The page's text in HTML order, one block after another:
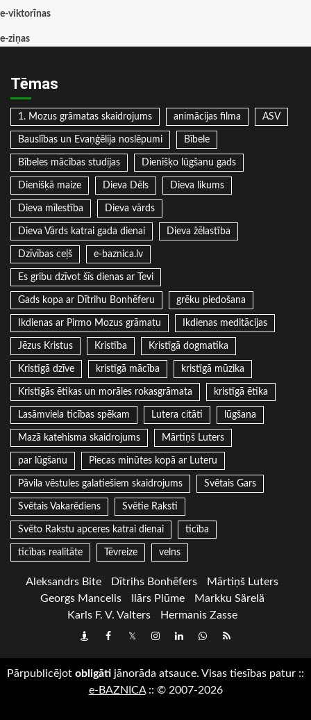
e-viktorīnas
e-ziņas
Tēmas
1. Mozus grāmatas skaidrojums animācijas filma ASV
Bauslības un Evaņģēlija noslēpumi Bībele
Bībeles mācības studijas Dienišķo lūgšanu gads
Dienišķā maize Dieva Dēls Dieva likums
Dieva mīlestība Dieva vārds
Dieva Vārds katrai gada dienai Dieva žēlastība
Dzīvības ceļš e-baznica.lv
Es gribu dzīvot šīs dienas ar Tevi
Gads kopa ar Dītrihu Bonhēferu grēku piedošana
Ikdienas ar Pirmo Mozus grāmatu Ikdienas meditācijas
Jēzus Kristus Kristība Kristīgā dogmatika
Kristīgā dzīve kristīgā mācība kristīgā mūzika
Kristīgās ētikas un morāles rokasgrāmata kristīgā ētika
Lasāmviela ticības spēkam Lutera citāti lūgšana
Mazā katehisma skaidrojums Mārtiņš Luters
par lūgšanu Piecas minūtes kopā ar Luteru
Pāvila vēstules galatiešiem skaidrojums Svētais Gars
Svētais Vakarēdiens Svētie Raksti
Svēto Rakstu apceres katrai dienai ticība
ticības realitāte Tēvreize velns
Aleksandrs Bite Dītrihs Bonhēfers
Mārtiņš Luters
Georgs Mancelis
Ilārs Plūme
Markku Särelä
Karls F. V. Valters
Hermanis Zasse
DraugiemFacebook
TwitterInstagram
LinkedInwhatsapp
RSS
Pārpublicējot obligāti jānorāda atsauce. Visas tiesības patur ::
e-BAZNICA:: © 2007-2026